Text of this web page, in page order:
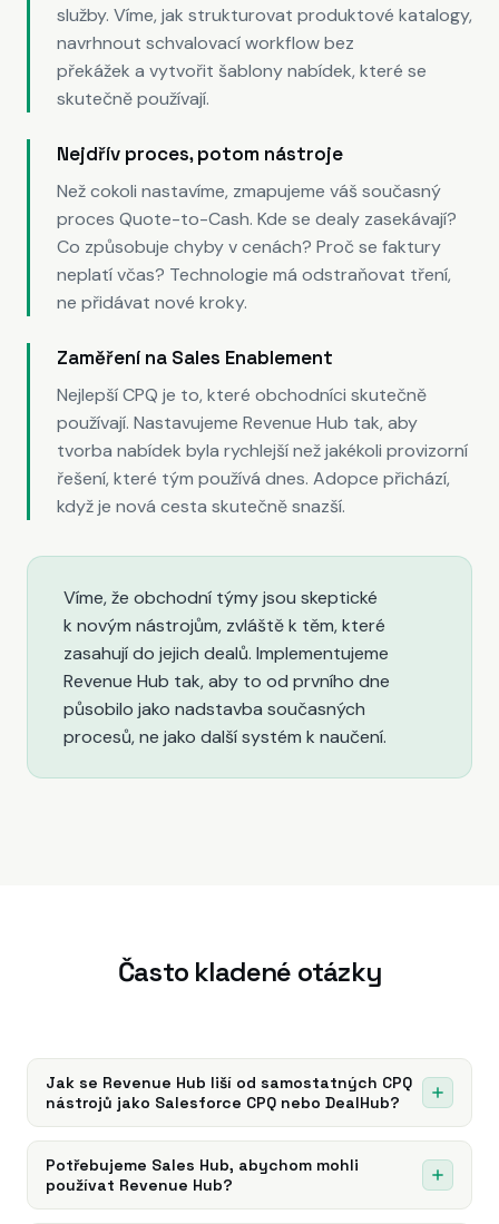
služby. Víme, jak strukturovat produktové katalogy,
navrhnout schvalovací workflow bez
překážek a vytvořit šablony nabídek, které se
skutečně používají.
Nejdřív proces, potom nástroje
Než cokoli nastavíme, zmapujeme váš současný
proces Quote-to-Cash. Kde se dealy zasekávají?
Co způsobuje chyby v cenách? Proč se faktury
neplatí včas? Technologie má odstraňovat tření,
ne přidávat nové kroky.
Zaměření na Sales Enablement
Nejlepší CPQ je to, které obchodníci skutečně
používají. Nastavujeme Revenue Hub tak, aby
tvorba nabídek byla rychlejší než jakékoli provizorní
řešení, které tým používá dnes. Adopce přichází,
když je nová cesta skutečně snazší.
Víme, že obchodní týmy jsou skeptické
k novým nástrojům, zvláště k těm, které
zasahují do jejich dealů. Implementujeme
Revenue Hub tak, aby to od prvního dne
působilo jako nadstavba současných
procesů, ne jako další systém k naučení.
Často kladené otázky
Jak se Revenue Hub liší od samostatných CPQ
nástrojů jako Salesforce CPQ nebo DealHub?
Revenue Hub je v HubSpotu vestavěný nativně, není to
„přilepený“ doplněk. Nabídky, faktury a platby jsou přímo
napojené na dealy, kontakty a CRM. Žádná integrace na
údržbu, žádné řešení problémů se synchronizací.
Potřebujeme Sales Hub, abychom mohli
používat Revenue Hub?